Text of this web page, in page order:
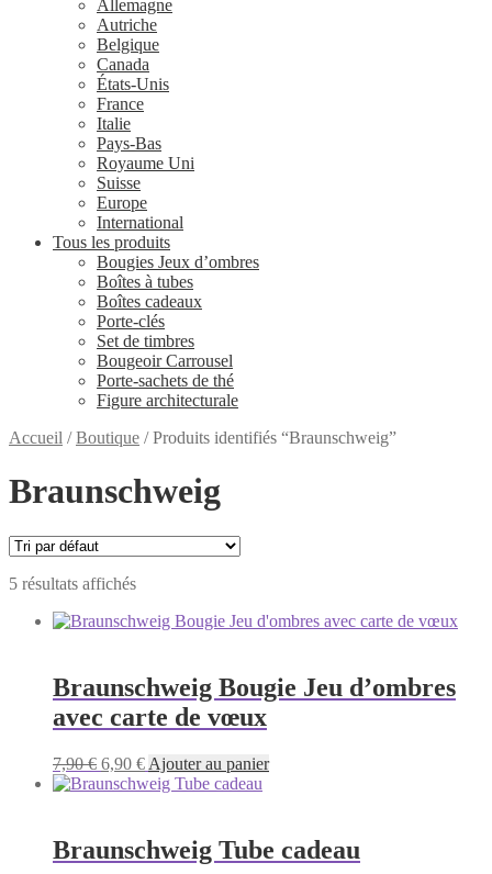
Allemagne
Autriche
Belgique
Canada
États-Unis
France
Italie
Pays-Bas
Royaume Uni
Suisse
Europe
International
Tous les produits
Bougies Jeux d’ombres
Boîtes à tubes
Boîtes cadeaux
Porte-clés
Set de timbres
Bougeoir Carrousel
Porte-sachets de thé
Figure architecturale
Accueil /Boutique /Produits identifiés “Braunschweig”
Braunschweig
5 résultats affichés
Braunschweig Bougie Jeu d’ombres
avec carte de vœux
7,90€ Le
prix
7,90 €.
6,90 €Le
prix
6,90 €.
Ajouter au panier
Braunschweig Tube cadeau